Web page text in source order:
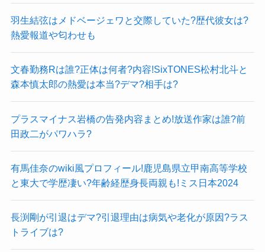
羽生結弦はメドベージェワと交際していた?歴代彼女は?
熱愛報道や匂わせも
文春勤務Rは誰?正体は何者?内容!SixTONES松村北斗と
森本慎太郎の熱愛は本当?デマ?相手は?
プラスマイナス岩橋の告発内容まとめ!放送作家は誰?前
田政二がパワハラ?
有馬佳奈のwiki風プロフィール!鹿児島県立甲南高等学校
と東大で学歴凄い?年齢経歴身長両親も!ミス日本2024
長渕剛が引退はデマ?引退理由は病気や老化が原因?ラス
トライブは?